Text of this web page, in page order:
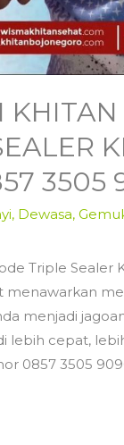
3505
, Dewasa,
Triple Sealer
menawarkan
menjadi
lebih cepat,
0857 3505